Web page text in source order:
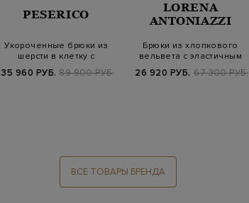
PESERICO
Укороченные брюки из
шерсти в клетку с
35 960 РУБ. 89 900 РУБ.
LORENA
ANTONIAZZI
Брюки из хлопкового
вельвета с эластичным
26 920 РУБ. 67 300 РУБ.
ВСЕ ТОВАРЫ БРЕНДА